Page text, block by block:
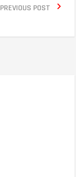
PREVIOUS POST 